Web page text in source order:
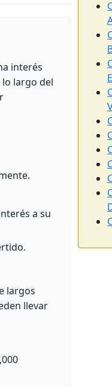
interés
largo del
a su
largos
llevar